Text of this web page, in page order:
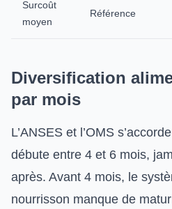
Surcoût
moyen
Référence
Diversification
par mois
L’ANSES et l’OMS
débute entre 4 et 6 mois,
après. Avant 4 mois, le
nourrisson manque de